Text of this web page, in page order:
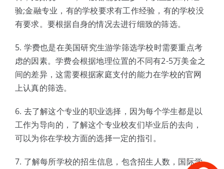
验;金融专业，有的学校要求有工作经验，有的学校没
有要求。要根据自身的情况去进行细致的筛选。
5. 学费也是在美国研究生游学筛选学校时需要重点考
虑的因素。学费会根据地理位置的不同有2-5万美金之
间的差异，这需要根据家庭支付的能力在学校的官网
上认真的筛选。
6. 去了解这个专业的职业选择，因为每个学生都是以
工作为导向的，了解这个专业校友们毕业后的去向，
可以为你在学校方面的选择一定的指引。
7. 了解每所学校的招生信息，包含招生人数，国际学